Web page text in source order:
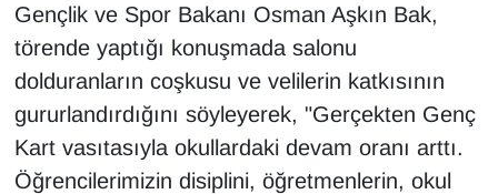
Gençlik ve Spor Bakanı Osman Aşkın Bak,
törende yaptığı konuşmada salonu
dolduranların coşkusu ve velilerin katkısının
gururlandırdığını söyleyerek, "Gerçekten Genç
Kart vasıtasıyla okullardaki devam oranı arttı.
Öğrencilerimizin disiplini, öğretmenlerin, okul
Vasıta
YAŞAM
YEREL